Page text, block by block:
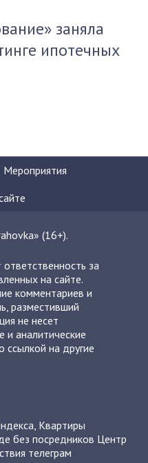
заняла
ипотечных
Мероприятия
(16+).
за
на сайте.
комментариев и
разместивший
не несет
и аналитические
ссылкой на другие
, Квартиры
без посредников Центр
телеграм